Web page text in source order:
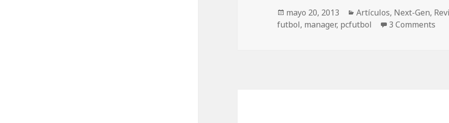
Publicado
el
mayo 20, 2013 Categorías
Artículos, Next-Gen,
futbol, manager, pcfutbol 3 Comments